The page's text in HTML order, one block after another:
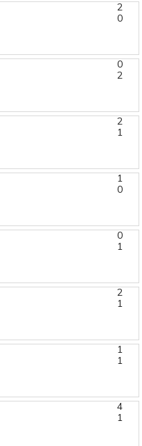
2
0
0
2
2
1
1
0
0
1
2
1
1
1
4
1